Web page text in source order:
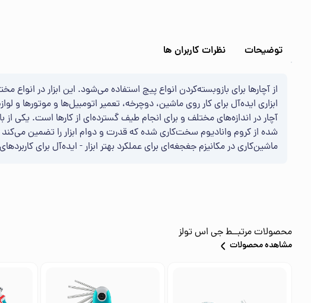
توضیحات نظرات کاربران ها
از آچارها برای بازوبسته‌کردن انواع پیچ استفاده می‌شود. این ابزار در
ابزاری ایده‌آل برای کار روی ماشین، دوچرخه، تعمیر اتومبیل‌ها و موتورها
ماشین‌کاری در مکانیزم جغجغه‌ای برای عملکرد بهتر ابزار - ایده‌آل برای
محصولات مرتبــطجی اس تولز
مشاهده محصولات